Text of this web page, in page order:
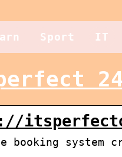
Sport IT
booking system